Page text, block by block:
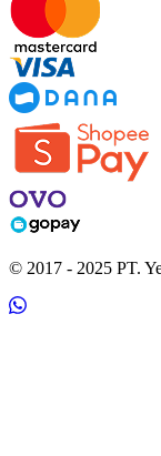
© 2017 - 2025 PT.